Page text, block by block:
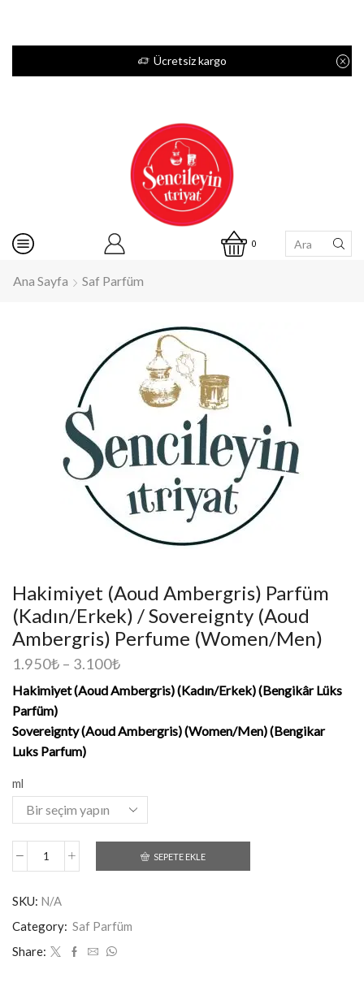
Ücretsiz kargo
0
Ana Sayfa Saf Parfüm
Hakimiyet (Aoud Ambergris) Parfüm
(Kadın/Erkek) / Sovereignty (Aoud
Ambergris) Perfume (Women/Men)
1.950₺ – 3.100₺
Hakimiyet (Aoud Ambergris) (Kadın/Erkek)(Bengikâr Lüks
Parfüm)
Sovereignty (Aoud Ambergris) (Women/Men) (Bengikar
Luks Parfum)
ml
SEPETE EKLE
SKU: N/A
Category: Saf Parfüm
Share: